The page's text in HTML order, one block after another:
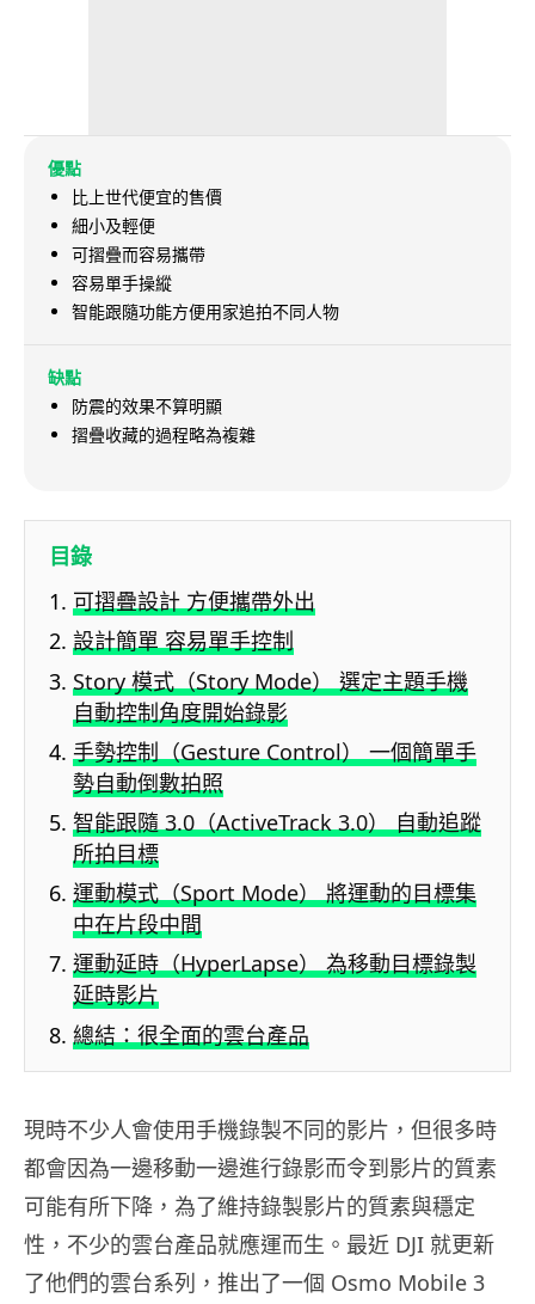
優點
比上世代便宜的售價
細小及輕便
可摺疊而容易攜帶
容易單手操縱
智能跟隨功能方便用家追拍不同人物
缺點
防震的效果不算明顯
摺疊收藏的過程略為複雜
目錄
可摺疊設計 方便攜帶外出
設計簡單 容易單手控制
Story 模式（Story Mode） 選定主題手機
自動控制角度開始錄影
手勢控制（Gesture Control） 一個簡單手
勢自動倒數拍照
智能跟隨 3.0（ActiveTrack 3.0） 自動追蹤
所拍目標
運動模式（Sport Mode） 將運動的目標集
中在片段中間
運動延時（HyperLapse） 為移動目標錄製
延時影片
總結：很全面的雲台產品
現時不少人會使用手機錄製不同的影片，但很多時
都會因為一邊移動一邊進行錄影而令到影片的質素
可能有所下降，為了維持錄製影片的質素與穩定
性，不少的雲台產品就應運而生。最近 DJI 就更新
了他們的雲台系列，推出了一個 Osmo Mobile 3